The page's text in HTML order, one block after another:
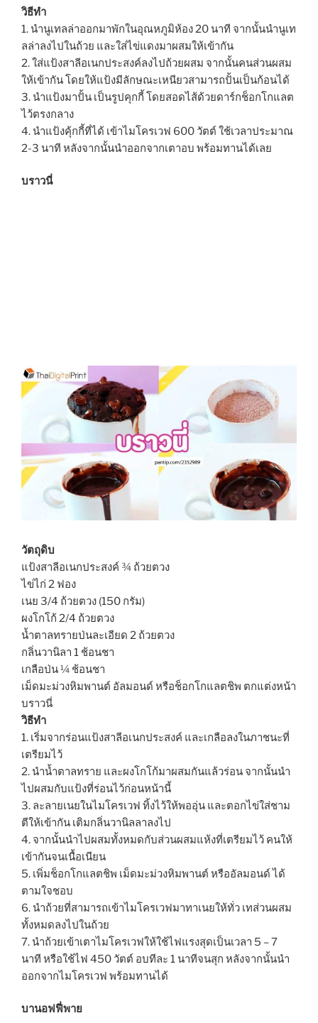
วิธีทำ
1. นำนูเทลล่าออกมาพักในอุณหภูมิห้อง 20 นาที จากนั้นนำนูเท
ลล่าลงไปในถ้วย และใส่ไข่แดงมาผสมให้เข้ากัน
2. ใส่แป้งสาลีอเนกประสงค์ลงไปถ้วยผสม จากนั้นคนส่วนผสม
ให้เข้ากัน โดยให้แป้งมีลักษณะเหนียวสามารถปั้นเป็นก้อนได้
3. นำแป้งมาปั้น เป็นรูปคุกกี้ โดยสอดไส้ด้วยดาร์กช็อกโกแลต
ไว้ตรงกลาง
4. นำแป้งคุ้กกี้ที่ได้ เข้าไมโครเวฟ 600 วัตต์ ใช้เวลาประมาณ
2-3 นาที หลังจากนั้นนำออกจากเตาอบ พร้อมทานได้เลย
บราวนี่
วัตถุดิบ
แป้งสาลีอเนกประสงค์ ¾ ถ้วยตวง
ไข่ไก่ 2 ฟอง
เนย 3/4 ถ้วยตวง (150 กรัม)
ผงโกโก้ 2/4 ถ้วยตวง
น้ำตาลทรายป่นละเอียด 2 ถ้วยตวง
กลิ่นวานิลา 1 ช้อนชา
เกลือป่น ¼ ช้อนชา
เม็ดมะม่วงหิมพานต์ อัลมอนด์ หรือช็อกโกแลตชิพ ตกแต่งหน้า
บราวนี่
วิธีทำ
1. เริ่มจากร่อนแป้งสาลีอเนกประสงค์ และเกลือลงในภาชนะที่
เตรียมไว้
2. นำน้ำตาลทราย และผงโกโก้มาผสมกันแล้วร่อน จากนั้นนำ
ไปผสมกับแป้งที่ร่อนไว้ก่อนหน้านี้
3. ละลายเนยในไมโครเวฟ ทิ้งไว้ให้พออุ่น และตอกไข่ใส่ชาม
ตีให้เข้ากัน เติมกลิ่นวานิลลาลงไป
4. จากนั้นนำไปผสมทั้งหมดกับส่วนผสมแห้งที่เตรียมไว้ คนให้
เข้ากันจนเนื้อเนียน
5. เพิ่มช็อกโกแลตชิพ เม็ดมะม่วงหิมพานต์ หรืออัลมอนด์ ได้
ตามใจชอบ
6. นำถ้วยที่สามารถเข้าไมโครเวฟมาทาเนยให้ทั่ว เทส่วนผสม
ทั้งหมดลงไปในถ้วย
7. นำถ้วยเข้าเตาไมโครเวฟให้ใช้ไฟแรงสุดเป็นเวลา 5 – 7
นาที หรือใช้ไฟ 450 วัตต์ อบทีละ 1 นาทีจนสุก หลังจากนั้นนำ
ออกจากไมโครเวฟ พร้อมทานได้
บานอฟฟี่พาย